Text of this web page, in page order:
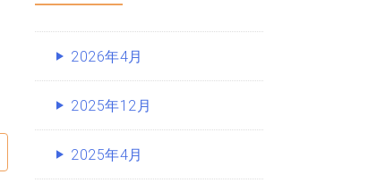
2026年4月
2025年12月
2025年4月